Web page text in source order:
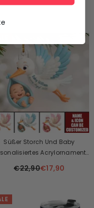
Süßer Storch Und Baby
Acrylornament,
Schwangere Mama
€22,90€17,90